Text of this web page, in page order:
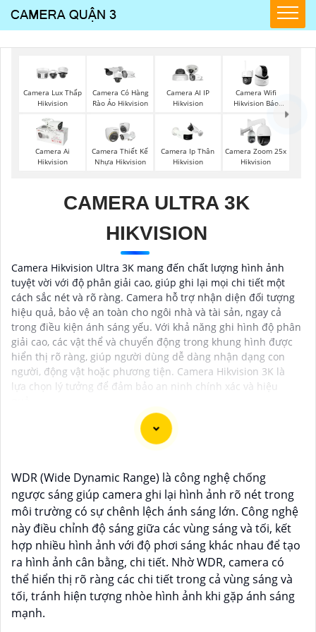
Camera Lux Thấp
Hikvision
Camera Có Hàng
Rào Ảo Hikvision
Camera AI IP
Hikvision
Camera Wifi
Hikvision Báo
Camera Ai
Hikvision
Camera Thiết Kế
Nhựa Hikvision
Camera Ip Thân
Hikvision
Camera Zoom 25x
Hikvision
CAMERA ULTRA 3K
HIKVISION
Camera Hikvision Ultra 3K mang đến chất lượng hình ảnh
tuyệt vời với độ phân giải cao, giúp ghi lại mọi chi tiết một
cách sắc nét và rõ ràng. Camera hỗ trợ nhận diện đối tượng
hiệu quả, bảo vệ an toàn cho ngôi nhà và tài sản, ngay cả
trong điều kiện ánh sáng yếu. Với khả năng ghi hình độ phân
giải cao, các vật thể và chuyển động trong khung hình được
hiển thị rõ ràng, giúp người dùng dễ dàng nhận dạng con
người, động vật hoặc phương tiện. Camera Hikvision 3K là
lựa chọn lý tưởng để đảm bảo an ninh chính xác và hiệu
Dĩ nhiên, dưới đây là một mẫu văn bản giới thiệu dành
cho dự án lắp đặt camera Hikvision giá rẻ và chuyên
nghiệp:
Chào quý khách hàng,
Chúng tôi xin trân trọng giới thiệu đến quý vị dịch vụ
lắp đặt camera Hikvision giá rẻ và chuyên nghiệp cho
dự án của quý vị.
Với kinh nghiệm lâu năm trong lĩnh vực lắp đặt
WDR (Wide Dynamic Range) là công nghệ chống
ngược sáng giúp camera ghi lại hình ảnh rõ nét trong
môi trường có sự chênh lệch ánh sáng lớn. Công nghệ
này điều chỉnh độ sáng giữa các vùng sáng và tối, kết
hợp nhiều hình ảnh với độ phơi sáng khác nhau để tạo
ra hình ảnh cân bằng, chi tiết. Nhờ WDR, camera có
thể hiển thị rõ ràng các chi tiết trong cả vùng sáng và
tối, tránh hiện tượng nhòe hình ảnh khi gặp ánh sáng
mạnh.